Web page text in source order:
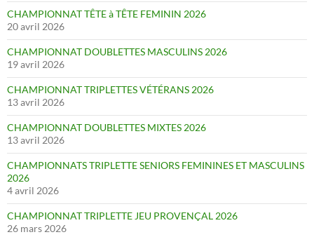
CHAMPIONNAT TÊTE à TÊTE FEMININ 2026
20 avril 2026
CHAMPIONNAT DOUBLETTES MASCULINS 2026
19 avril 2026
CHAMPIONNAT TRIPLETTES VÉTÉRANS 2026
13 avril 2026
CHAMPIONNAT DOUBLETTES MIXTES 2026
13 avril 2026
CHAMPIONNATS TRIPLETTE SENIORS FEMININES ET MASCULINS
2026
4 avril 2026
CHAMPIONNAT TRIPLETTE JEU PROVENÇAL 2026
26 mars 2026